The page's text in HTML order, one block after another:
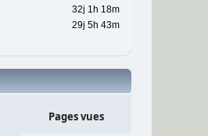
32j 1h 18m
29j 5h 43m
Pages vues